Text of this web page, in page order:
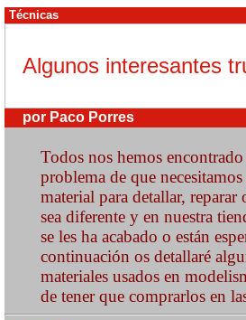
Técnicas
Algunos interesantes
por Paco Porres
Todos nos hemos
problema de que
material para detallar,
sea diferente y en nuestra
se les ha acabado o están
continuación os detallaré
materiales usados en
de tener que comprarlos en